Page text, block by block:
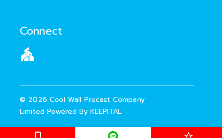
Connect
© 2026 Cool Wall Precast Company
Limited Powered By KEEPITAL